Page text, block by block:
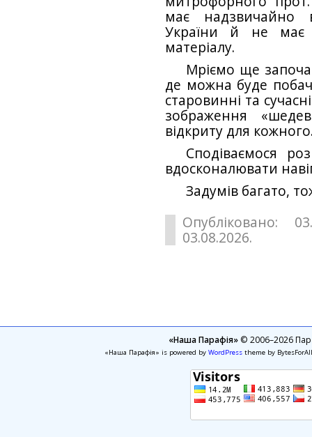
має надзвичайно
України й не має
матеріалу.
Мріємо ще
де можна буде
старовинні та
зображення
відкриту для
Сподіваємося
вдосконалювати
Задумів багато,
Опубліковано:
03.08.2026.
«Наша Парафія»© 2006–2026
«Наша Парафія» is powered by WordPresstheme by